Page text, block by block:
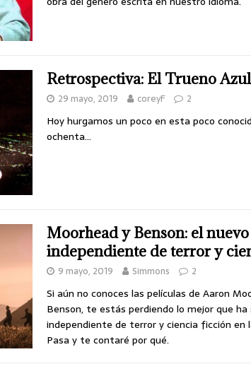
Retrospectiva: El Trueno Azul
29 mayo, 2019 coreyF 2
Hoy hurgamos un poco en esta poco
ochenta…
Moorhead y Benson: el
independiente de terror y
9 mayo, 2019 Simmons 2
Si aún no conoces las películas de Aaron
Benson, te estás perdiendo lo mejor que ha
independiente de terror y ciencia ficción en
Pasa y te contaré por qué.